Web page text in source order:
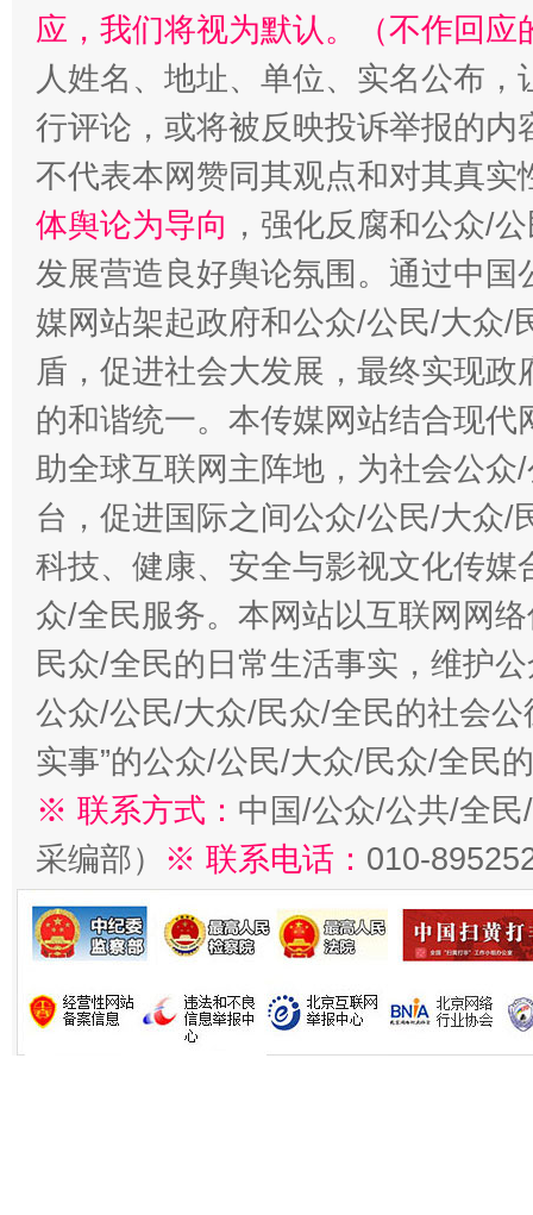
应，我们将视为默认。（不作回应
人姓名、地址、单位、实名公布
行评论，或将被反映投诉举报的
不代表本网赞同其观点和对其真实
体舆论为导向 ，强化反腐和公众/
发展营造良好舆论氛围。通过中
媒网站架起政府和公众/公民/大众/
盾，促进社会大发展，最终实现
的和谐统一。本传媒网站结合现
助全球互联网主阵地，为社会公
台，促进国际之间公众/公民/大众/
科技、健康、安全与影视文化传
众/全民服务。本网站以互联网网
民众/全民的日常生活事实，维护
公众/公民/大众/民众/全民的社会公
实事”的公众/公民/大众/民众/全民
※ 联系方式： 中国/公众/公共/全
采编部） ※ 联系电话： 010-